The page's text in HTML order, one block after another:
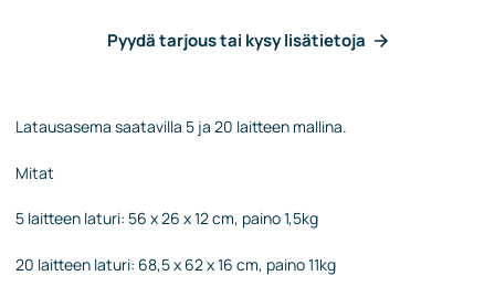
Pyydä tarjous tai kysy lisätietoja
Latausasema saatavilla 5 ja 20 laitteen mallina.
Mitat
5 laitteen laturi: 56 x 26 x 12 cm, paino 1,5kg
20 laitteen laturi: 68,5 x 62 x 16 cm, paino 11kg